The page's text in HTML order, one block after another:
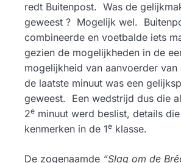
redt Buitenpost. Was de
geweest ? Mogelijk wel.
combineerde en voetbalde iets
gezien de mogelijkheden in de
mogelijkheid van aanvoerder
de laatste minuut was een
geweest. Een wedstrijd dus die
2e minuut werd beslist, details
kenmerken in de 1e klasse.
De zogenaamde “Slag om de